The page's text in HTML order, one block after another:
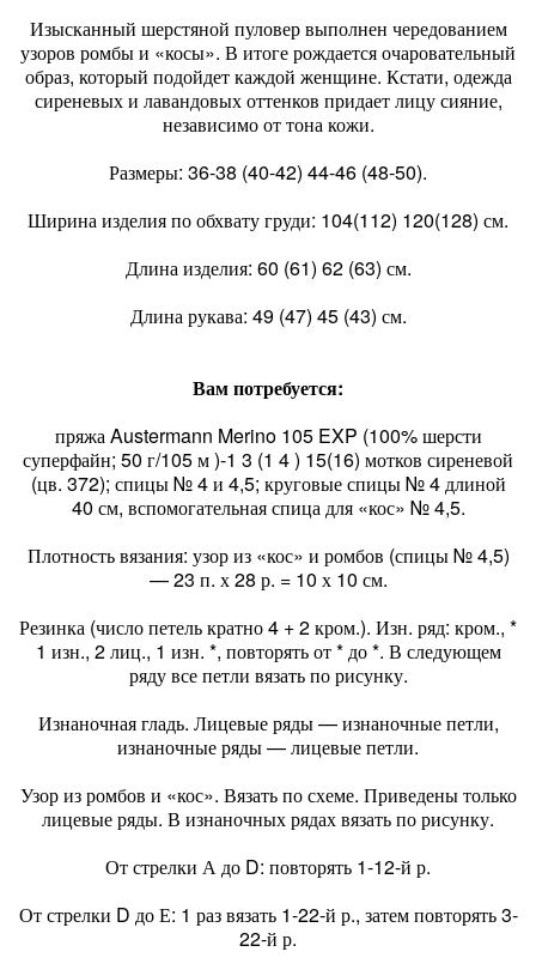
Изысканный шерстяной пуловер выполнен чередованием
узоров ромбы и «косы». В итоге рождается очаровательный
образ, который подойдет каждой женщине. Кстати, одежда
сиреневых и лавандовых оттенков придает лицу сияние,
независимо от тона кожи.
Размеры: 36-38 (40-42) 44-46 (48-50).
Ширина изделия по обхвату груди: 104(112) 120(128) см.
Длина изделия: 60 (61) 62 (63) см.
Длина рукава: 49 (47) 45 (43) см.
Вам потребуется:
пряжа Austermann Merino 105 EXP (100% шерсти
суперфайн; 50 г/105 м )-1 3 (1 4 ) 15(16) мотков сиреневой
(цв. 372); спицы № 4 и 4,5; круговые спицы № 4 длиной
40 см, вспомогательная спица для «кос» № 4,5.
Плотность вязания: узор из «кос» и ромбов (спицы № 4,5)
— 23 п. х 28 р. = 10 х 10 см.
Резинка (число петель кратно 4 + 2 кром.). Изн. ряд: кром., *
1 изн., 2 лиц., 1 изн. *, повторять от * до *. В следующем
ряду все петли вязать по рисунку.
Изнаночная гладь. Лицевые ряды — изнаночные петли,
изнаночные ряды — лицевые петли.
Узор из ромбов и «кос». Вязать по схеме. Приведены только
лицевые ряды. В изнаночных рядах вязать по рисунку.
От стрелки А до D: повторять 1-12-й р.
От стрелки D до Е: 1 раз вязать 1-22-й р., затем повторять 3-
22-й р.